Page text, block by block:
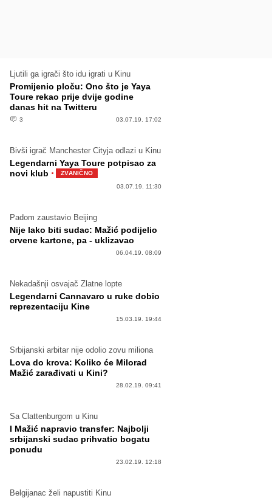
Ljutili ga igrači što idu igrati u Kinu
Promijenio ploču: Ono što je Yaya
Toure rekao prije dvije godine
danas hit na Twitteru
3 03.07.19. 17:02
Bivši igrač Manchester Cityja odlazi u Kinu
Legendarni Yaya Toure potpisao za
novi klub ·
ZVANIČNO
03.07.19. 11:30
Padom zaustavio Beijing
Nije lako biti sudac: Mažić podijelio
crvene kartone, pa - uklizavao
06.04.19. 08:09
Nekadašnji osvajač Zlatne lopte
Legendarni Cannavaro u ruke dobio
reprezentaciju Kine
15.03.19. 19:44
Srbijanski arbitar nije odolio zovu miliona
Lova do krova: Koliko će Milorad
Mažić zarađivati u Kini?
28.02.19. 09:41
Sa Clattenburgom u Kinu
I Mažić napravio transfer: Najbolji
srbijanski sudac prihvatio bogatu
ponudu
23.02.19. 12:18
Belgijanac želi napustiti Kinu